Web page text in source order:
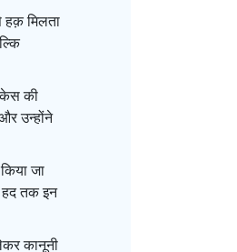
हक़ मिलता
केस की
उन्होंने
जा
हद तक इन
कानूनी